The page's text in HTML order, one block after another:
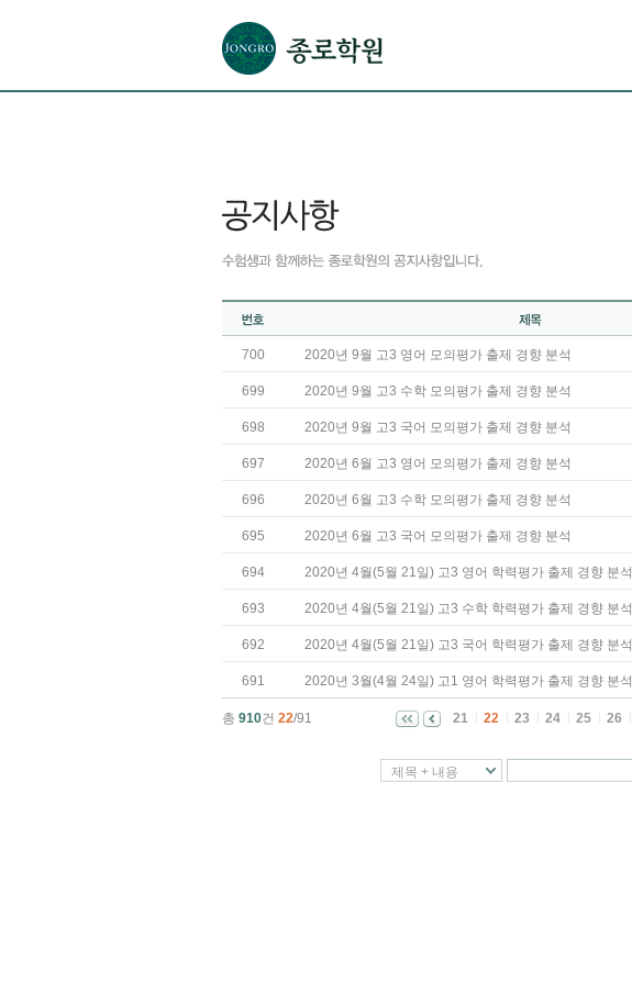
700 2020년 9월 고3 영어 모의평가 출제 경향 분석
699 2020년 9월 고3 수학 모의평가 출제 경향 분석
698 2020년 9월 고3 국어 모의평가 출제 경향 분석
697 2020년 6월 고3 영어 모의평가 출제 경향 분석
696 2020년 6월 고3 수학 모의평가 출제 경향 분석
695 2020년 6월 고3 국어 모의평가 출제 경향 분석
694 2020년 4월(5월 21일) 고3 영어 학력평가 출제 경향 분석
693 2020년 4월(5월 21일) 고3 수학 학력평가 출제 경향 분석
692 2020년 4월(5월 21일) 고3 국어 학력평가 출제 경향 분석
691 2020년 3월(4월 24일) 고1 영어 학력평가 출제 경향 분석
총 910건 22/91 21 22 23 24 25 26
제목 + 내용